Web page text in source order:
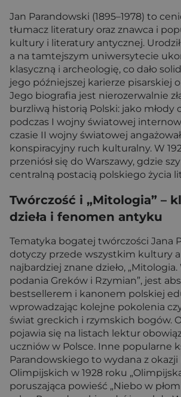
Jan Parandowski (1895–1978) to
tłumacz literatury oraz znawca i
kultury i literatury antycznej.
a na tamtejszym uniwersytecie
klasyczną i archeologię, co dało
jego późniejszej karierze pisarskiej
Jego biografia jest nierozerwalnie
burzliwą historią Polski: jako młody
podczas I wojny światowej
czasie II wojny światowej
konspiracyjny ruch kulturalny. W
przeniósł się do Warszawy, gdzie
centralną postacią polskiego życia
Twórczość i „Mitologia” –
dzieła i fenomen antyku
Tematyka bogatej twórczości Jana
dotyczy przede wszystkim kultury
najbardziej znane dzieło,
podania Greków i Rzymian”, jest
bestsellerem i kanonem polskiej
wprowadzając kolejne pokolenia
świat greckich i rzymskich bogów.
pojawia się na listach lektur
uczniów w Polsce. Inne popularne
Parandowskiego to wydana z okazji
Olimpijskich w 1928 roku
poruszająca powieść „Niebo w